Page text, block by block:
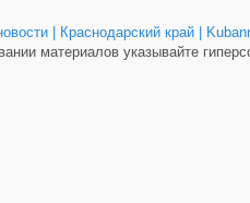
| Краснодарский край |
материалов указывайте